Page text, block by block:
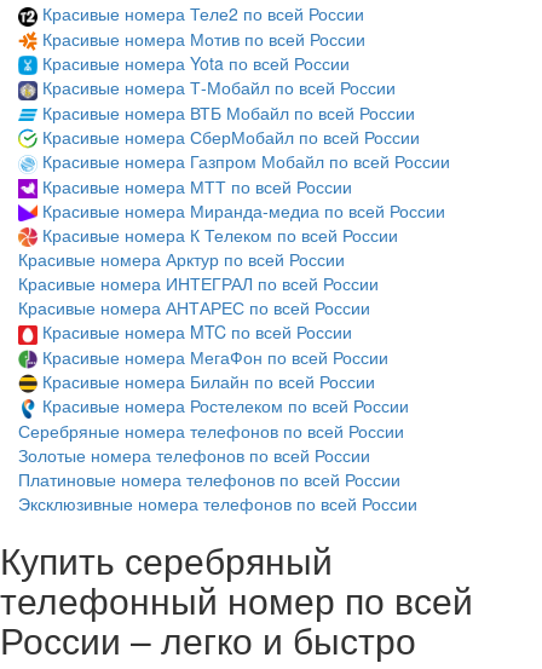
Красивые номера Теле2 по всей России
Красивые номера Мотив по всей России
Красивые номера Yota по всей России
Красивые номера Т-Мобайл по всей России
Красивые номера ВТБ Мобайл по всей России
Красивые номера СберМобайл по всей России
Красивые номера Газпром Мобайл по всей России
Красивые номера МТТ по всей России
Красивые номера Миранда-медиа по всей России
Красивые номера К Телеком по всей России
Красивые номера Арктур по всей России
Красивые номера ИНТЕГРАЛ по всей России
Красивые номера АНТАРЕС по всей России
Красивые номера MTC по всей России
Красивые номера МегаФон по всей России
Красивые номера Билайн по всей России
Красивые номера Ростелеком по всей России
Серебряные номера телефонов по всей России
Золотые номера телефонов по всей России
Платиновые номера телефонов по всей России
Эксклюзивные номера телефонов по всей России
Купить серебряный
телефонный номер по всей
России – легко и быстро